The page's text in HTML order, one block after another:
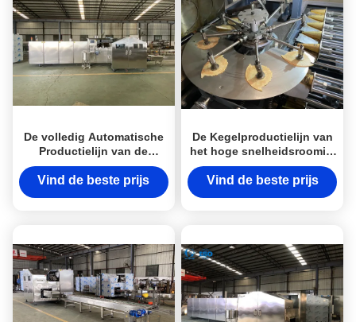
De volledig Automatische
Productielijn van de
Roomijskegel met Roestvrij
staalmateriaal
Vind de beste prijs
De Kegelproductielijn van
het hoge snelheidsroomijs
voor de Fabriek van het
Snackvoedsel,
Vind de beste prijs